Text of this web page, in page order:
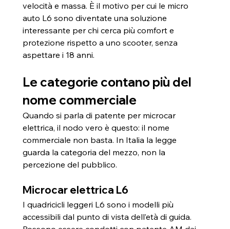
velocità e massa. È il motivo per cui le micro
auto L6 sono diventate una soluzione
interessante per chi cerca più comfort e
protezione rispetto a uno scooter, senza
aspettare i 18 anni.
Le categorie contano più del
nome commerciale
Quando si parla di patente per microcar
elettrica, il nodo vero è questo: il nome
commerciale non basta. In Italia la legge
guarda la categoria del mezzo, non la
percezione del pubblico.
Microcar elettrica L6
I quadricicli leggeri L6 sono i modelli più
accessibili dal punto di vista dell’età di guida.